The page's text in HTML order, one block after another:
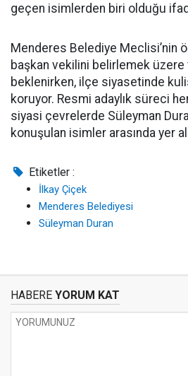
geçen isimlerden biri olduğu
Menderes Belediye Meclisi’nin
başkan vekilini belirlemek üzere
beklenirken, ilçe siyasetinde
koruyor. Resmi adaylık süreci
siyasi çevrelerde Süleyman
konuşulan isimler arasında yer
Etiketler :
İlkay Çiçek
Menderes Belediyesi
Süleyman Duran
HABERE YORUM KAT